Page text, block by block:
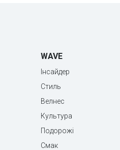
WAVE
Інсайдер
Стиль
Велнес
Культура
Подорожі
Смак